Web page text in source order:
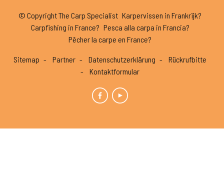
© Copyright The Carp Specialist Karpervissen in Frankrijk?
Carpfishing in France? Pesca alla carpa in Francia?
Pêcher la carpe en France?
Sitemap Partner Datenschutzerklärung
Rückrufbitte
Kontaktformular